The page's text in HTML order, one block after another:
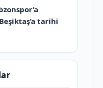
tarihi